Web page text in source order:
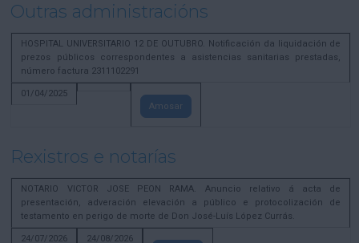
Outras administracións
HOSPITAL UNIVERSITARIO 12 DE OUTUBRO. Notificación da liquidación de
prezos públicos correspondentes a asistencias sanitarias prestadas,
número factura 2311102291
01/04/2025
Amosar
Rexistros e notarías
NOTARIO VICTOR JOSE PEON RAMA. Anuncio relativo á acta de
presentación, adveración elevación a público e protocolización de
testamento en perigo de morte de Don José-Luís López Currás.
24/07/2026
24/08/2026